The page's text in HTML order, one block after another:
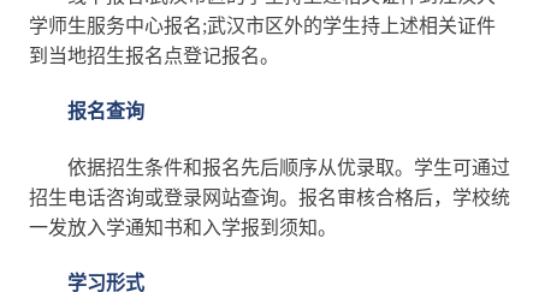
学师生服务中心报名;武汉市区外的学生持上述相关证件
到当地招生报名点登记报名。
报名查询
依据招生条件和报名先后顺序从优录取。学生可通过
招生电话咨询或登录网站查询。报名审核合格后，学校统
一发放入学通知书和入学报到须知。
学习形式